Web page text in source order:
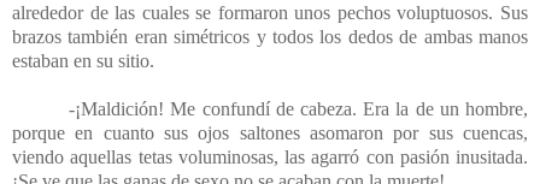
alrededor de las cuales se formaron unos pechos voluptuosos. Sus
brazos también eran simétricos y todos los dedos de ambas manos
estaban en su sitio.
-¡Maldición! Me confundí de cabeza. Era la de un hombre,
porque en cuanto sus ojos saltones asomaron por sus cuencas,
viendo aquellas tetas voluminosas, las agarró con pasión inusitada.